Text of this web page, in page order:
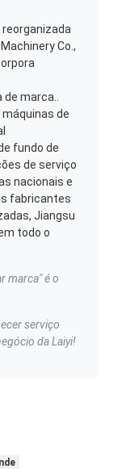
Co.,
marca..
de
fundo de
de serviço
nacionais e
fabricantes
Jiangsu
todo o
marca" é o
serviço
da Laiyi!